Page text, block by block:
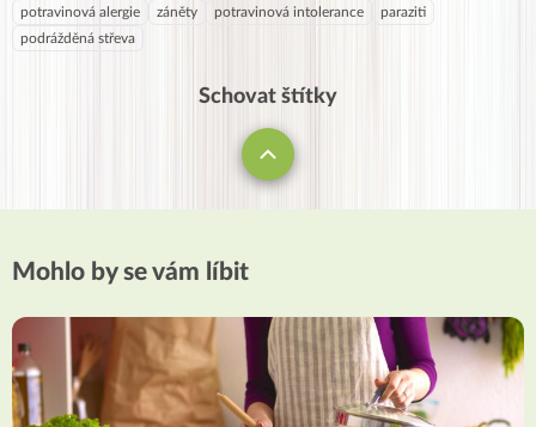
potravinová alergie záněty potravinová intolerance
paraziti
podrážděná střeva
Schovat štítky
Mohlo by se vám líbit